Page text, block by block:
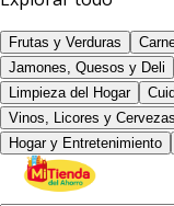
Frutas y Verduras
Jamones, Quesos y Deli
Limpieza del Hogar
Vinos, Licores y Cervezas
Hogar y Entretenimiento